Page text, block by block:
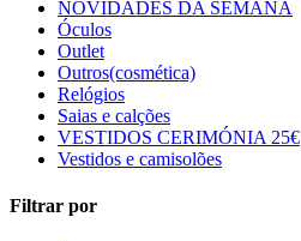
NOVIDADES DA SEMANA
Óculos
Outlet
Outros(cosmética)
Relógios
Saias e calções
VESTIDOS CERIMÓNIA 25€
Vestidos e camisolões
Filtrar por